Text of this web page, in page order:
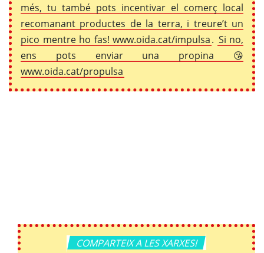
més, tu també pots incentivar el comerç local
recomanant productes de la terra, i treure’t un
pico mentre ho fas! www.oida.cat/impulsa. Si no,
ens pots enviar una propina 😘
www.oida.cat/propulsa
COMPARTEIX A LES XARXES!